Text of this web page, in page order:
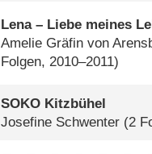
Lena – Liebe meines
Amelie Gräfin von
Folgen, 2010–2011)
SOKO Kitzbühel
Josefine Schwenter (2